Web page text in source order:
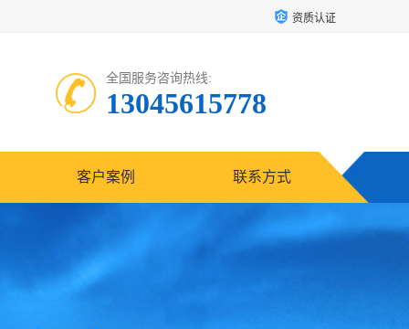
资质认证
全国服务咨询热线:
13045615778
客户案例 联系方式